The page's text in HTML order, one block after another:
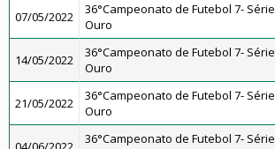
07/05/2022
36°Campeonato de Futebol 7- Série
Ouro
14/05/2022
36°Campeonato de Futebol 7- Série
Ouro
21/05/2022
36°Campeonato de Futebol 7- Série
Ouro
36°Campeonato de Futebol 7- Série